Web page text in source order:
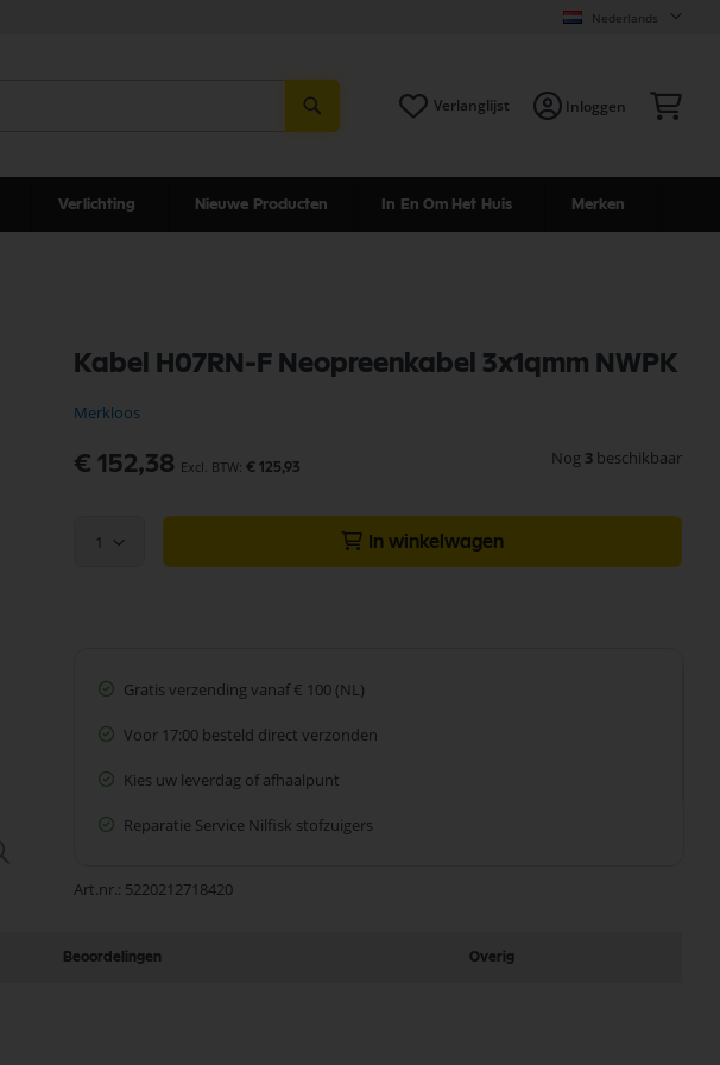
Nederlands
Verlanglijst Inloggen
Verlichting Nieuwe Producten In En Om Het Huis Merken
Kabel H07RN-F Neopreenkabel 3x1qmm NWPK
Merkloos
€ 152,38 € 125,93 Nog 3 beschikbaar
1 In winkelwagen
Gratis verzending vanaf € 100 (NL)
Voor 17:00 besteld direct verzonden
Kies uw leverdag of afhaalpunt
Reparatie Service Nilfisk stofzuigers
Art.nr. 5220212718420
Beoordelingen Overig